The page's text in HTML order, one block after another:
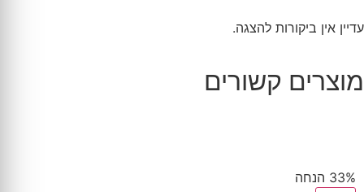
עדיין אין ביקורות להצגה.
מוצרים קשורים
33% הנחה